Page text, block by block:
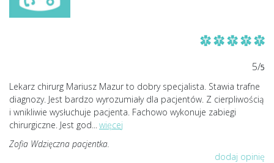
5/5
Lekarz chirurg Mariusz Mazur to dobry specjalista. Stawia trafne
diagnozy. Jest bardzo wyrozumiały dla pacjentów. Z cierpliwością
i wnikliwie wysłuchuje pacjenta. Fachowo wykonuje zabiegi
chirurgiczne. Jest god
więcej
Zofia Wdzięczna pacjentka.
dodaj opinię